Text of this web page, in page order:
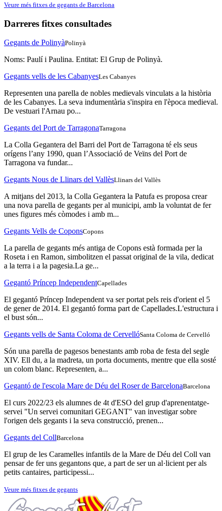
Veure més fitxes de gegants de Barcelona
Darreres fitxes consultades
Gegants de PolinyàPolinyà
Noms: Paulí i Paulina. Entitat: El Grup de Polinyà.
Gegants vells de les CabanyesLes Cabanyes
Representen una parella de nobles medievals vinculats a la història
de les Cabanyes. La seva indumentària s'inspira en l'època medieval.
De vestuari l'Arnau po...
Gegants del Port de TarragonaTarragona
La Colla Gegantera del Barri del Port de Tarragona té els seus
orígens l’any 1990, quan l’Associació de Veïns del Port de
Tarragona va fundar...
Gegants Nous de Llinars del VallèsLlinars del Vallès
A mitjans del 2013, la Colla Gegantera la Patufa es proposa crear
una nova parella de gegants per al municipi, amb la voluntat de fer
unes figures més còmodes i amb m...
Gegants Vells de CoponsCopons
La parella de gegants més antiga de Copons està formada per la
Roseta i en Ramon, simbolitzen el passat original de la vila, dedicat
a la terra i a la pagesia.La ge...
Gegantó Príncep IndependentCapellades
El gegantó Príncep Independent va ser portat pels reis d'orient el 5
de gener de 2014. El gegantó forma part de Capellades.L'estructura i
el bust són...
Gegants vells de Santa Coloma de CervellóSanta Coloma de Cervelló
Són una parella de pagesos benestants amb roba de festa del segle
XIV. Ell du, a la madreta, un porta documents, mentre que ella sosté
un colom blanc. Representen, a...
Gegantó de l'escola Mare de Déu del Roser de BarcelonaBarcelona
El curs 2022/23 els alumnes de 4t d'ESO del grup d'aprenentatge-
servei "Un servei comunitari GEGANT" van investigar sobre
l'origen dels gegants i la seva construcció, prenen...
Gegants del CollBarcelona
El grup de les Caramelles infantils de la Mare de Déu del Coll van
pensar de fer uns gegantons que, a part de ser un al·licient per als
petits cantaires, participessi...
Veure més fitxes de gegants